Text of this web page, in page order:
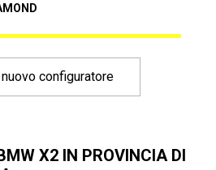
configuratore
X2 IN PROVINCIA DI